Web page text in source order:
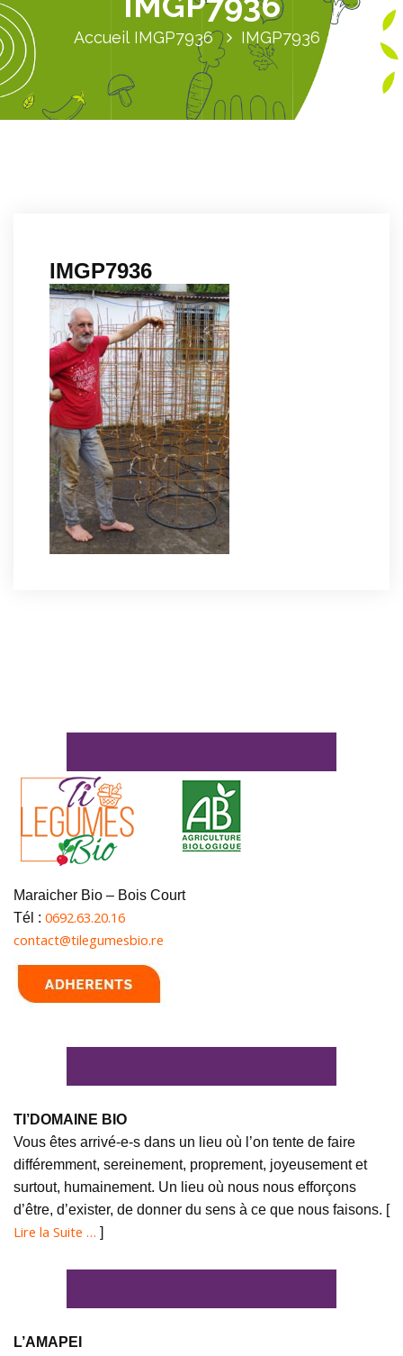
Accueil IMGP7936 IMGP7936
IMGP7936
Maraicher Bio – Bois Court
Tél : 0692.63.20.16
contact@tilegumesbio.re
TI’DOMAINE BIO
Vous êtes arrivé-e-s dans un lieu où l’on tente de faire
différemment, sereinement, proprement, joyeusement et
surtout, humainement. Un lieu où nous nous efforçons
d’être, d’exister, de donner du sens à ce que nous faisons. [
Lire la Suite … ]
L’AMAPEI